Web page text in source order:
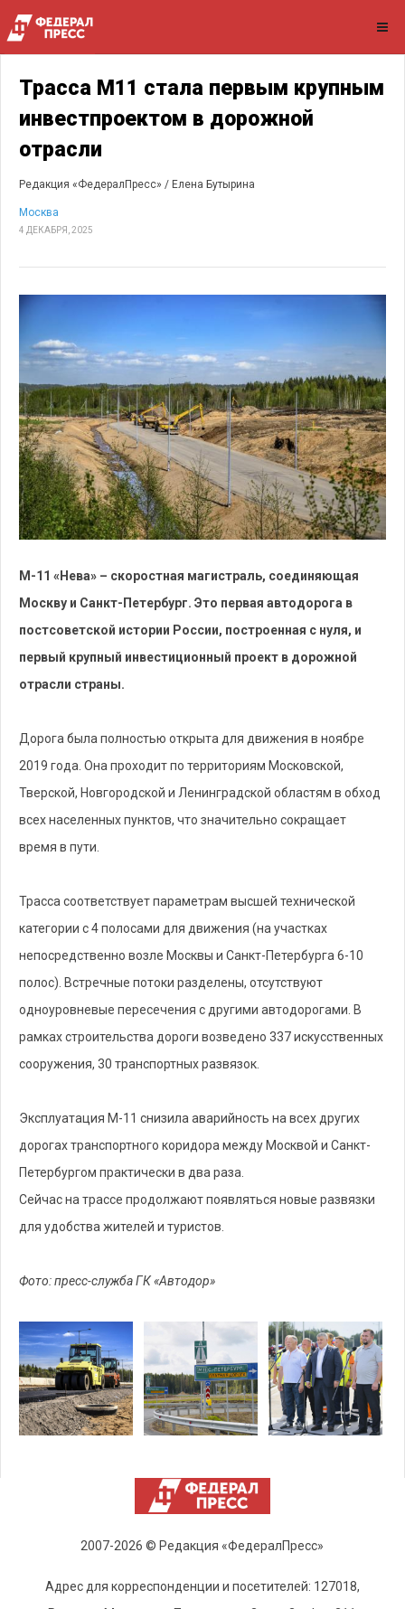
Трасса М11 стала первым крупным
инвестпроектом в дорожной
отрасли
Редакция «ФедералПресс» / Елена Бутырина
Москва
4 ДЕКАБРЯ, 2025
М-11 «Нева» – скоростная магистраль, соединяющая
Москву и Санкт-Петербург. Это первая автодорога в
постсоветской истории России, построенная с нуля, и
первый крупный инвестиционный проект в дорожной
отрасли страны.
Дорога была полностью открыта для движения в ноябре
2019 года. Она проходит по территориям Московской,
Тверской, Новгородской и Ленинградской областям в обход
всех населенных пунктов, что значительно сокращает
время в пути.
Трасса соответствует параметрам высшей технической
категории с 4 полосами для движения (на участках
непосредственно возле Москвы и Санкт-Петербурга 6-10
полос). Встречные потоки разделены, отсутствуют
одноуровневые пересечения с другими автодорогами. В
рамках строительства дороги возведено 337 искусственных
сооружения, 30 транспортных развязок.
Эксплуатация М-11 снизила аварийность на всех других
дорогах транспортного коридора между Москвой и Санкт-
Петербургом практически в два раза.
Сейчас на трассе продолжают появляться новые развязки
для удобства жителей и туристов.
Фото: пресс-служба ГК «Автодор»
2007-2026 © Редакция «ФедералПресс»
Адрес для корреспонденции и посетителей: 127018,